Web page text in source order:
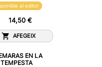
al editor
14,50 €
AFEGEIX
EN LA
TEMPESTA